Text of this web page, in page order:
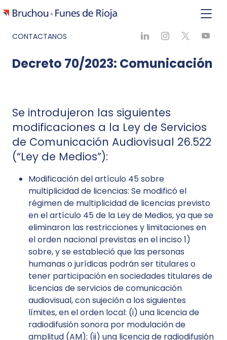
CONTACTANOS
Decreto 70/2023: Comunicación
Se introdujeron las siguientes
modificaciones a la Ley de Servicios
de Comunicación Audiovisual 26.522
(“Ley de Medios”):
Modificación del artículo 45 sobre
multiplicidad de licencias: Se modificó el
régimen de multiplicidad de licencias previsto
en el artículo 45 de la Ley de Medios, ya que se
eliminaron las restricciones y limitaciones en
el orden nacional previstas en el inciso 1)
sobre, y se estableció que las personas
humanas o jurídicas podrán ser titulares o
tener participación en sociedades titulares de
licencias de servicios de comunicación
audiovisual, con sujeción a los siguientes
límites, en el orden local: (i) una licencia de
radiodifusión sonora por modulación de
amplitud (AM); (ii) una licencia de radiodifusión